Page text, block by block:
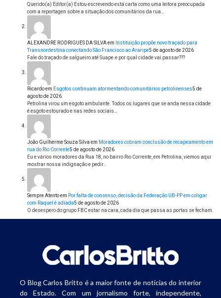
Querido(a) Editor(a) Estou escrevendo está carta como uma leitora preocupada
com a reportagen sobre a situação dos comunitários da rua…
ALEXANDRE RODRIGUES DA SILVAem
Instituição propõe novo traçado para
Transnordestina conectando São Francisco ao Araripe5 de agosto de 2026
Fale do traçado de salgueiro até Suape.e por qual cidade vai passar???
Ricardoem Esgotos continuam atormentando comunitários petrolinenses5 de
agosto de 2026
Petrolina virou um esgoto ambulante. Todos os lugares que se anda nessa cidade
é esgoto estourado e nas redes sociais…
João Guilherme Souza Silva em Moradores cobram conclusão de recapeamento em
rua do Rio Corrente5 de agosto de 2026
Eu e vários moradores da Rua 18, no bairro Rio Corrente, em Petrolina, viemos aqui
mostrar nossa indignação e pedir…
Sempre Atentoem Por falta de consenso, decisão da Federação UB-PP em coligar
com Raquel é adiada5 de agosto de 2026
O desespero do grupo FBC estar na cara, cada dia que passa as portas se fecham.
O Blog Carlos Britto é a maior fonte de notícias do interior
do Estado. Com um jornalismo forte, independente,